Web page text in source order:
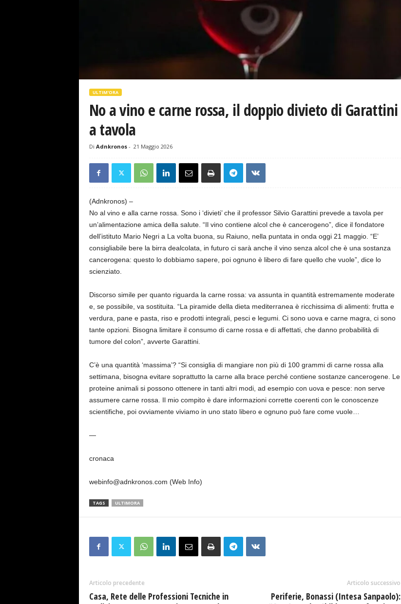
ULTIM'ORA
No a vino e carne rossa, il doppio divieto di Garattini
a tavola
Di Adnkronos- 21 Maggio 2026
(Adnkronos) –
No al vino e alla carne rossa. Sono i ‘divieti’ che il professor Silvio Garattini prevede a tavola per
un’alimentazione amica della salute. “Il vino contiene alcol che è cancerogeno”, dice il fondatore
dell’istituto Mario Negri a La volta buona, su Raiuno, nella puntata in onda oggi 21 maggio. “E’
consigliabile bere la birra dealcolata, in futuro ci sarà anche il vino senza alcol che è una sostanza
cancerogena: questo lo dobbiamo sapere, poi ognuno è libero di fare quello che vuole”, dice lo
scienziato.
Discorso simile per quanto riguarda la carne rossa: va assunta in quantità estremamente moderate
e, se possibile, va sostituita. “La piramide della dieta mediterranea è ricchissima di alimenti: frutta e
verdura, pane e pasta, riso e prodotti integrali, pesci e legumi. Ci sono uova e carne magra, ci sono
tante opzioni. Bisogna limitare il consumo di carne rossa e di affettati, che danno probabilità di
tumore del colon”, avverte Garattini.
C’è una quantità ‘massima’? “Si consiglia di mangiare non più di 100 grammi di carne rossa alla
settimana, bisogna evitare soprattutto la carne alla brace perché contiene sostanze cancerogene. Le
proteine animali si possono ottenere in tanti altri modi, ad esempio con uova e pesce: non serve
assumere carne rossa. Il mio compito è dare informazioni corrette coerenti con le conoscenze
scientifiche, poi ovviamente viviamo in uno stato libero e ognuno può fare come vuole…
—
cronaca
webinfo@adnkronos.com (Web Info)
TAGS ULTIMORA
Articolo precedente
Casa, Rete delle Professioni Tecniche in
Articolo successivo
Periferie, Bonassi (Intesa Sanpaolo):